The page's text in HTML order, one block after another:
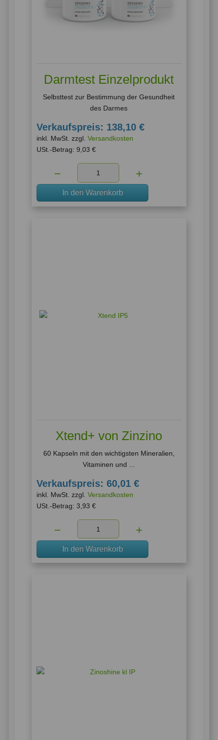
Darmtest Einzelprodukt
Selbsttest zur Bestimmung der Gesundheit
des Darmes
Verkaufspreis: 138,10 €
inkl. MwSt. zzgl.Versandkosten
USt.-Betrag:9,03 €
In den Warenkorb
Xtend+ von Zinzino
60 Kapseln mit den wichtigsten Mineralien,
Vitaminen und ...
Verkaufspreis:60,01 €
inkl. MwSt. zzgl.Versandkosten
USt.-Betrag:3,93 €
In den Warenkorb